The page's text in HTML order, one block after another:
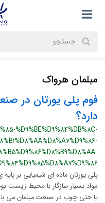
مبلمان هرواک
فوم پلی یورتان در
دارد؟
%D9%BE%D9%84%DB%8C-
پلی یورتان ماده ای شیمیایی بر
مواد بسیار سازگار با محیط زیست
یا حتی چوب در صنعت مبلمان می